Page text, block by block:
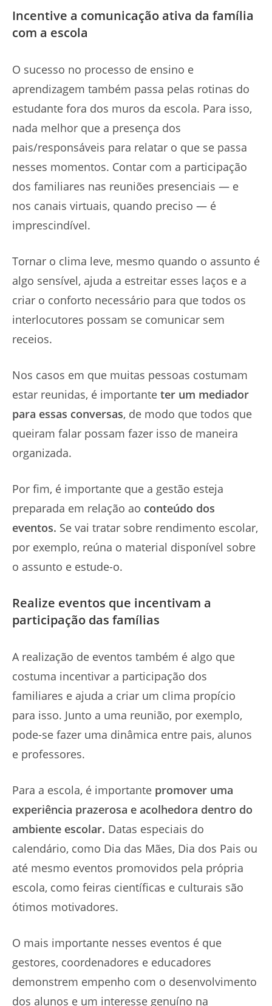
Incentive a comunicação ativa da família
com a escola
O sucesso no processo de ensino e
aprendizagem também passa pelas rotinas do
estudante fora dos muros da escola. Para isso,
nada melhor que a presença dos
pais/responsáveis para relatar o que se passa
nesses momentos. Contar com a participação
dos familiares nas reuniões presenciais — e
nos canais virtuais, quando preciso — é
imprescindível.
Tornar o clima leve, mesmo quando o assunto é
algo sensível, ajuda a estreitar esses laços e a
criar o conforto necessário para que todos os
interlocutores possam se comunicar sem
receios.
Nos casos em que muitas pessoas costumam
estar reunidas, é importante ter um mediador
para essas conversas, de modo que todos que
queiram falar possam fazer isso de maneira
organizada.
Por fim, é importante que a gestão esteja
preparada em relação ao conteúdo dos
eventos. Se vai tratar sobre rendimento escolar,
por exemplo, reúna o material disponível sobre
o assunto e estude-o.
Realize eventos que incentivam a
participação das famílias
A realização de eventos também é algo que
costuma incentivar a participação dos
familiares e ajuda a criar um clima propício
para isso. Junto a uma reunião, por exemplo,
pode-se fazer uma dinâmica entre pais, alunos
e professores.
Para a escola, é importante promover uma
experiência prazerosa e acolhedora dentro do
ambiente escolar. Datas especiais do
calendário, como Dia das Mães, Dia dos Pais ou
até mesmo eventos promovidos pela própria
escola, como feiras científicas e culturais são
ótimos motivadores.
O mais importante nesses eventos é que
gestores, coordenadores e educadores
demonstrem empenho com o desenvolvimento
dos alunos e um interesse genuíno na